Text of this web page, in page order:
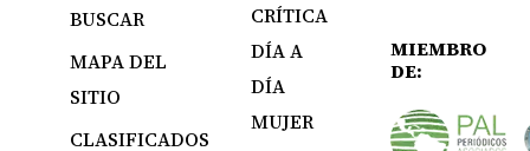
BUSCAR
MAPA DEL
SITIO
CLASIFICADOS
CRÍTICA
DÍA A
DÍA
MUJER
MIEMBRO
DE: